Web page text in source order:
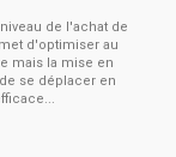
de l'achat de
d'optimiser au
mais la mise en
se déplacer en